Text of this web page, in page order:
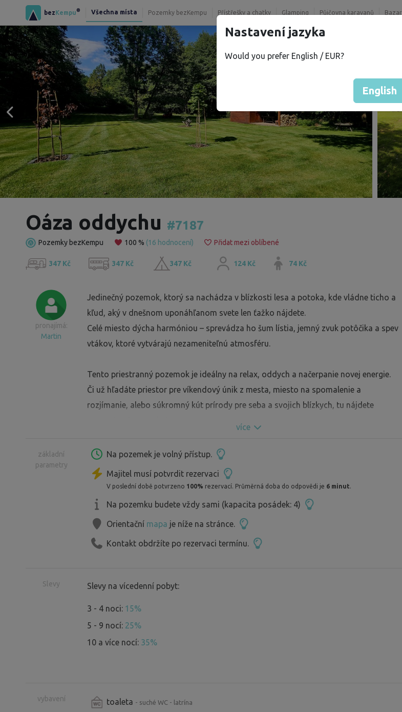
bezKempu® Všechna místa Pozemky bezKempu Přístřešky a chatky Glamping Půjčovna karavanů Bazar
Oáza oddychu #7187
Pozemky bezKempu 100 % (16 hodnocení) Přidat mezi oblíbené
347 Kč 347 Kč 347 Kč 124 Kč 74 Kč
pronajímá:
Martin
Jedinečný pozemok, ktorý sa nachádza v blízkosti lesa a potoka, kde vládne ticho a
kľud, aký v dnešnom uponáhľanom svete len ťažko nájdete.
Celé miesto dýcha harmóniou – sprevádza ho šum lístia, jemný zvuk potôčika a spev
vtákov, ktoré vytvárajú nezameniteľnú atmosféru.
Tento priestranný pozemok je ideálny na relax, oddych a načerpanie novej energie.
Či už hľadáte priestor pre víkendový únik z mesta, miesto na spomalenie a
rozjímanie, alebo súkromný kút prírody pre seba a svojich blízkych, tu nájdete
Na pozemku je altánok, kotlina na opekanie/grilovanie, vždy pripravený dostatok
dreva a základne veci na poriadnu kempovačku.
více
základní
parametry
Na pozemek je volný přístup.
Majitel musí potvrdit rezervaci
V poslední době potvrzeno 100% rezervací. Průměrná doba do odpovědi je 6 minut.
Na pozemku budete vždy sami (kapacita posádek: 4)
Orientační mapa je níže na stránce.
Kontakt obdržíte po rezervaci termínu.
Slevy Slevy na vícedenní pobyt:
3 - 4 noci: 15%
5 - 9 nocí: 25%
10 a více nocí: 35%
vybavení toaleta - suché WC - latrína
Nastavení jazyka
Would you prefer English / EUR?
English